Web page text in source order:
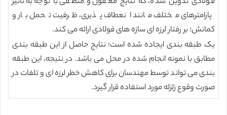
پارامترهای مختلف مانند انعطاف پذیری، ظرفیت تحمل بار و
کمانش؛ بر رفتار لرزه ای سازه های فولادی ارائه می کند.
یک طبقه بندی ایجاده شده است؛ نتایج حاصل از این طبقه بندی
مطابق با نمونه انجام شده در محل می باشد. در نتیجه، این طبقه
بندی می تواند توسط مهندسان برای کاهش خطر لرزه ای و تلفات در
صورت وقوع زلزله مورد استفاده قرار گیرد.